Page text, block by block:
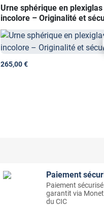
Urne sphérique en plexiglas
incolore – Originalité et
265,00 €
Paiement
Paiement sécurisé
garantit via
du CIC